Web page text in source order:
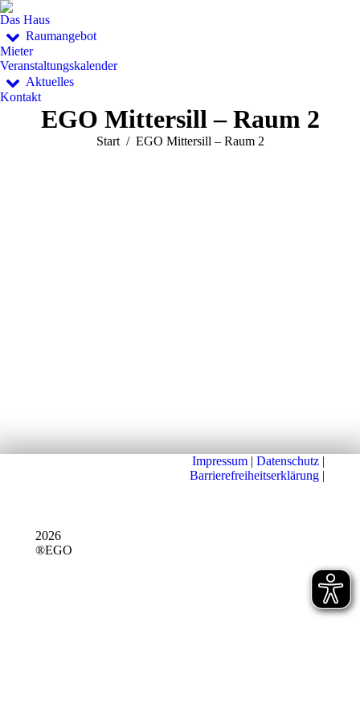
Das Haus
Raumangebot
Mieter
Veranstaltungskalender
Aktuelles
Kontakt
EGO Mittersill – Raum 2
Sie befinden sich hier:
Start EGO Mittersill – Raum 2
2026
®EGO
Impressum | Datenschutz |
Barrierefreiheitserklärung |